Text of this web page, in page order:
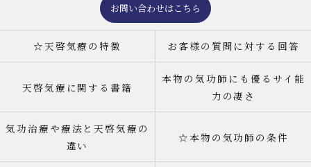
お問い合わせはこちら
☆天啓気療の特徴 お客様の質問に対する回答
天啓気療に関する書籍
本物の気功師にも優るサイ能
力の凄さ
気功治療や療法と天啓気療の
違い
☆本物の気功師の条件